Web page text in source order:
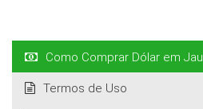
Como Comprar Dólar em Jau
Termos de Uso